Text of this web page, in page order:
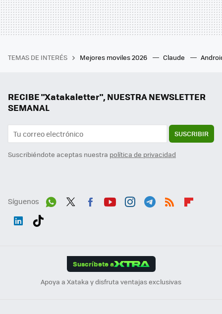
TEMAS DE INTERÉS Mejores moviles 2026 Claude
RECIBE "Xatakaletter", NUESTRA NEWSLETTER
SEMANAL
SUSCRIBIR
Suscribiéndote aceptas nuestra política de privacidad
Síguenos
Suscríbete a
Apoya a Xataka y disfruta ventajas exclusivas